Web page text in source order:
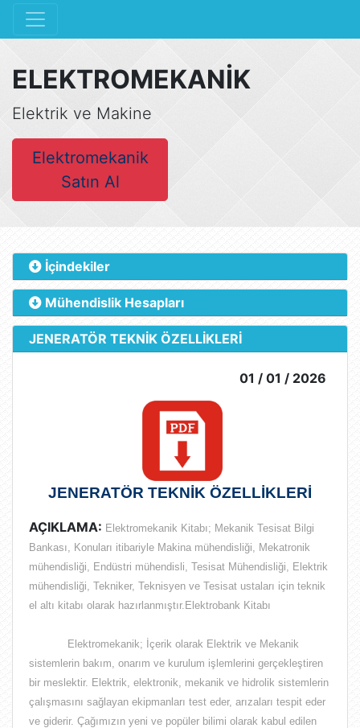
ELEKTROMEKANİK
Elektrik ve Makine
Elektromekanik
Satın Al
İçindekiler
Mühendislik Hesapları
JENERATÖR TEKNİK ÖZELLİKLERİ
01 / 01 / 2026
JENERATÖR TEKNİK ÖZELLİKLERİ
AÇIKLAMA: Elektromekanik Kitabı; Mekanik Tesisat Bilgi
Bankası, Konuları itibariyle Makina mühendisliği, Mekatronik
mühendisliği, Endüstri mühendisli, Tesisat Mühendisliği, Elektrik
mühendisliği, Tekniker, Teknisyen ve Tesisat ustaları için teknik
el altı kitabı olarak hazırlanmıştır.Elektrobank Kitabı
Elektromekanik; İçerik olarak Elektrik ve Mekanik
sistemlerin bakım, onarım ve kurulum işlemlerini gerçekleştiren
bir meslektir. Elektrik, elektronik, mekanik ve hidrolik sistemlerin
çalışmasını sağlayan ekipmanları test eder, arızaları tespit eder
ve giderir. Çağımızın yeni ve popüler bilimi olarak kabul edilen